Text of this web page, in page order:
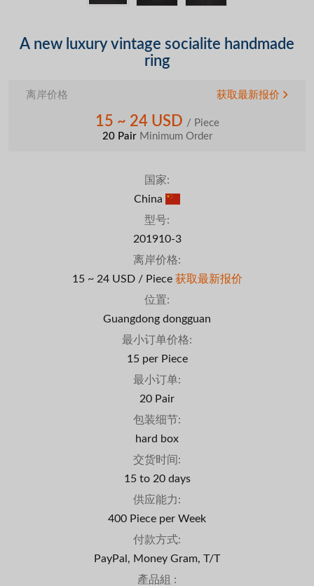
A new luxury vintage socialite handmade
ring
离岸价格 获取最新报价
15 ~ 24 USD / Piece
20 PairMinimum Order
国家:
China
型号:
201910-3
离岸价格:
15 ~ 24 USD / Piece 获取最新报价
位置:
Guangdong dongguan
最小订单价格:
15 per Piece
最小订单:
20 Pair
包装细节:
hard box
交货时间:
15 to 20 days
供应能力:
400 Piece per Week
付款方式:
PayPal, Money Gram, T/T
產品組 :